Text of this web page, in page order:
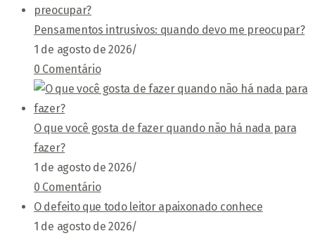
Pensamentos intrusivos: quando devo me preocupar?
1 de agosto de 2026/
0 Comentário
O que você gosta de fazer quando não há nada para
fazer?
1 de agosto de 2026/
0 Comentário
O defeito que todo leitor apaixonado conhece
1 de agosto de 2026/